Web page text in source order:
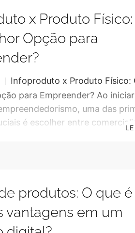
ferramentas adequadas e
marketing para garantir que seu
o público certo. Além
x Produto
Opção para
Infoproduto x Produto Físico:
para Empreender? Ao
uma das
é escolher entre
desvantagens de cada modelo
a melhor decisão. O que são
Infoprodutos são produtos
produtos: O que
vantagens em um